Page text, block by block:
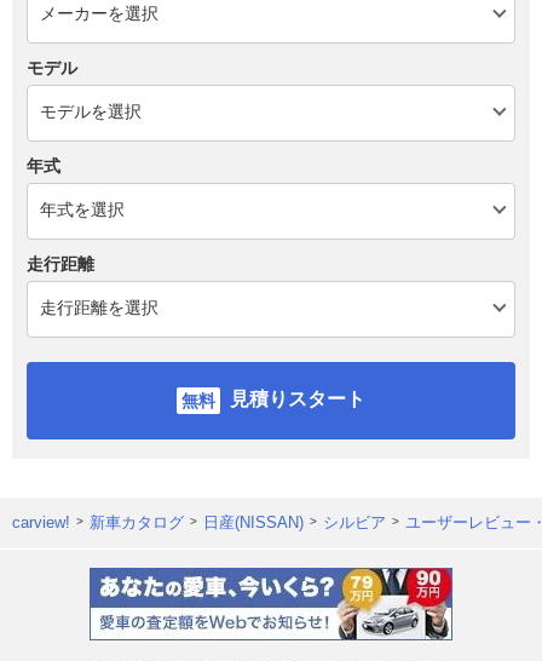
モデル
年式
走行距離
見積りスタート
carview! 新車カタログ 日産(NISSAN) シルビア ユーザーレビュー